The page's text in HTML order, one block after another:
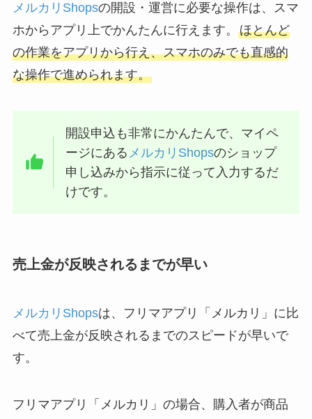
メルカリShopsの開設・運営に必要な操作は、スマ
ホからアプリ上でかんたんに行えます。 ほとんど
の作業をアプリから行え、スマホのみでも直感的
な操作で進められます。
開設申込も非常にかんたんで、マイペ
ージにある メルカリShopsのショップ
申し込みから指示に従って入力するだ
けです。
売上金が反映されるまでが早い
メルカリShopsは、フリマアプリ「メルカリ」に比
べて売上金が反映されるまでのスピードが早いで
す。
フリマアプリ「メルカリ」の場合、購入者が商品